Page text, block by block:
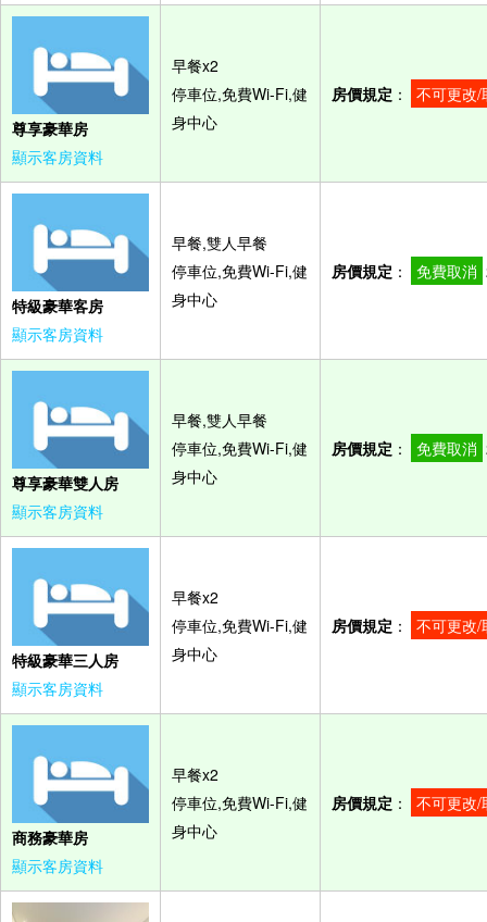
尊享豪華房
顯示客房資料
早餐x2
停車位,免費Wi-Fi,健
身中心
房價規定 ： 不可更改/
特級豪華客房
顯示客房資料
早餐,雙人早餐
停車位,免費Wi-Fi,健
身中心
房價規定 ： 免費取消
尊享豪華雙人房
顯示客房資料
早餐,雙人早餐
停車位,免費Wi-Fi,健
身中心
房價規定 ： 免費取消
特級豪華三人房
顯示客房資料
早餐x2
停車位,免費Wi-Fi,健
身中心
房價規定 ： 不可更改/
商務豪華房
顯示客房資料
早餐x2
停車位,免費Wi-Fi,健
身中心
房價規定 ： 不可更改/